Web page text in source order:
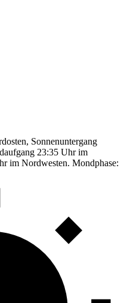
Sonnenuntergang
23:35 Uhr im
im Nordwesten. Mondphase: